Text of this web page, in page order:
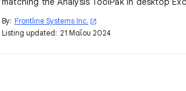
By: Frontline Systems Inc. open_in_new
Listing updated: 21 Μαΐου 2024